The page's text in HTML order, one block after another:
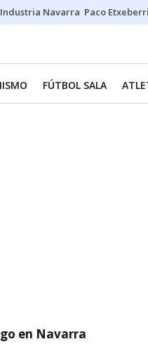
Industria Navarra Paco
FÚTBOL SALA
en Navarra